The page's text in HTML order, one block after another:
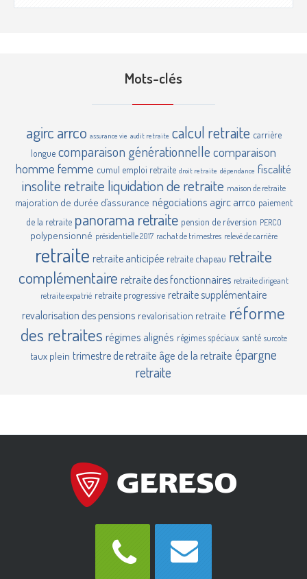
Mots-clés
agirc arrco assurance vie audit retraite calcul retraite carrière
longue comparaison générationnelle comparaison
homme femme cumul emploi retraite droit retraite dépendance fiscalité
insolite retraite liquidation de retraite maison de retraite
majoration de durée d’assurance négociations agirc arrco paiement
de la retraite panorama retraite pension de réversion PERCO
polypensionné présidentielle 2017 rachat de trimestres relevé de carrière
retraite retraite anticipée retraite chapeau retraite
complémentaire retraite des fonctionnaires retraite dirigeant
retraite expatrié retraite progressive retraite supplémentaire
revalorisation des pensions revalorisation retraite réforme
des retraites régimes alignés régimes spéciaux santé surcote
taux plein trimestre de retraite âge de la retraite épargne
retraite